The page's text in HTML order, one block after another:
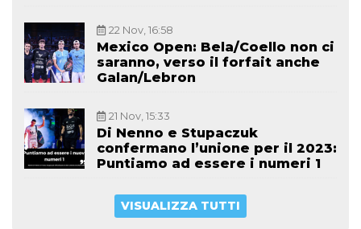
22 Nov, 16:58
Mexico Open: Bela/Coello non ci
saranno, verso il forfait anche
Galan/Lebron
21 Nov, 15:33
Di Nenno e Stupaczuk
confermano l’unione per il 2023:
Puntiamo ad essere i numeri 1
VISUALIZZA TUTTI